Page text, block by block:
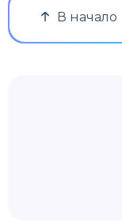
В начало